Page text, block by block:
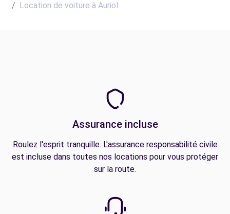
Location de voiture à Auriol
Assurance incluse
Roulez l'esprit tranquille. L'assurance responsabilité civile
est incluse dans toutes nos locations pour vous protéger
sur la route.